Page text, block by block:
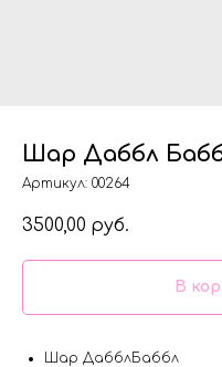
Шар Даббл
Артикул: 00264
3500,00 руб.
В
Шар ДабблБаббл